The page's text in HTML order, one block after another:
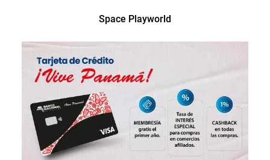
Space Playworld